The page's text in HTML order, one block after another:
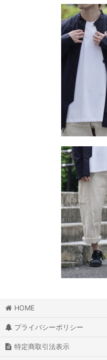
HOME
プライバシーポリシー
特定商取引法表示